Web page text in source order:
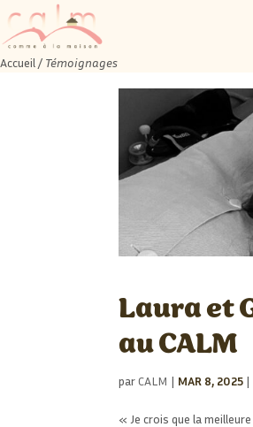
Accueil / Témoignages
Laura et
au CALM
parCALM | MAR 8, 2025 |
« Je crois que la